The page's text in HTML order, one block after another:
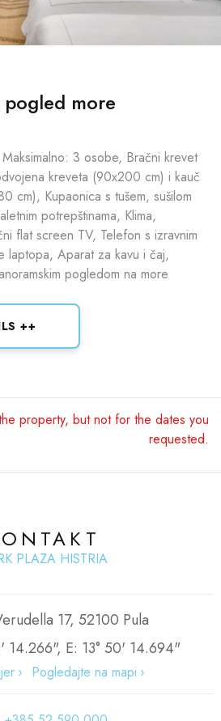
more
3 osobe, Bračni krevet
kreveta (90x200 cm) i kauč
cm), Kupaonica s tušem, sušilom
potrepštinama, Klima,
flat screen TV, Telefon s izravnim
laptopa, Aparat za kavu i čaj,
pogledom na more
++
property, but not for the dates you
requested.
PLAZA HISTRIA
17, 52100 Pula
14.266", E: 13° 50' 14.694"
Pogledajte na mapi